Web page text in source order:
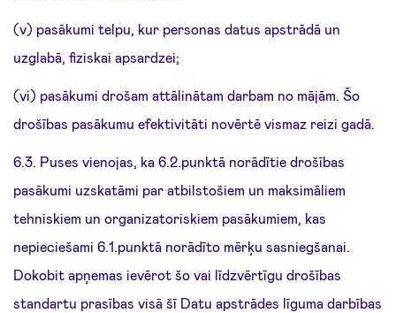
(v) pasākumi telpu, kur personas datus apstrādā un
uzglabā, fiziskai apsardzei;
(vi) pasākumi drošam attālinātam darbam no mājām. Šo
drošības pasākumu efektivitāti novērtē vismaz reizi gadā.
6.3. Puses vienojas, ka 6.2.punktā norādītie drošības
pasākumi uzskatāmi par atbilstošiem un maksimāliem
tehniskiem un organizatoriskiem pasākumiem, kas
nepieciešami 6.1.punktā norādīto mērķu sasniegšanai.
Dokobit apņemas ievērot šo vai līdzvērtīgu drošības
standartu prasības visā šī Datu apstrādes līguma darbības